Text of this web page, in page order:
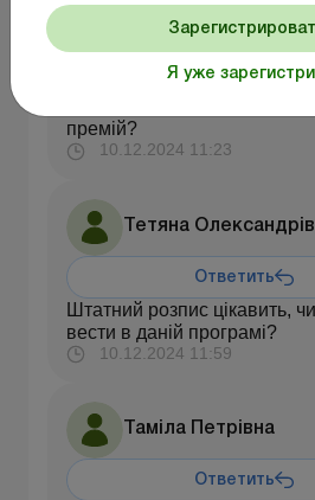
Марина Василівна
Ответить
премій?
10.12.2024 11:23
Тетяна
Ответить
Штатний розпис цікавить,
вести в даній програмі?
10.12.2024 11:59
Таміла Петрівна
Ответить
Я уже